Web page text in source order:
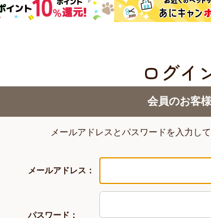
ログイ
会員のお客様
メールアドレスとパスワードを入力し
メールアドレス：
パスワード：